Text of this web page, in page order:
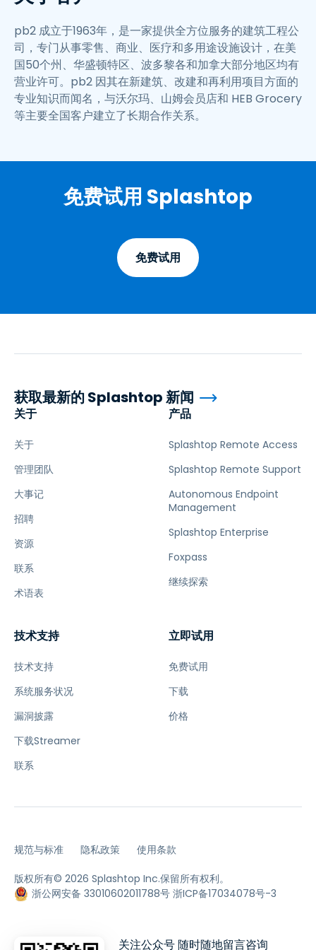
pb2 成立于1963年，是一家提供全方位服务的建筑工程公
司，专门从事零售、商业、医疗和多用途设施设计，在美
国50个州、华盛顿特区、波多黎各和加拿大部分地区均有
营业许可。pb2 因其在新建筑、改建和再利用项目方面的
专业知识而闻名，与沃尔玛、山姆会员店和 HEB Grocery
等主要全国客户建立了长期合作关系。
免费试用 Splashtop
免费试用
关于
关于
管理团队
大事记
招聘
资源
联系
术语表
产品
Splashtop Remote Access
Splashtop Remote Support
Autonomous Endpoint
Management
Splashtop Enterprise
Foxpass
继续探索
技术支持
技术支持
系统服务状况
漏洞披露
下载Streamer
联系
立即试用
免费试用
下载
价格
获取最新的 Splashtop 新闻
规范与标准 隐私政策 使用条款
版权所有© 2026 Splashtop Inc.保留所有权利。
浙公网安备 33010602011788号 浙ICP备17034078号-3
关注公众号 随时随地留言咨询